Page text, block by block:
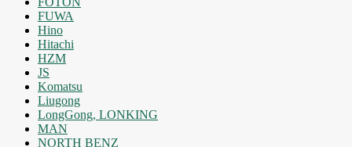
FUWA
Hino
Hitachi
HZM
JS
Komatsu
Liugong
LongGong, LONKING
MAN
NORTH BENZ